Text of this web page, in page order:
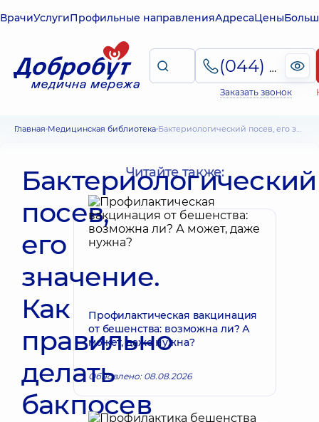
ВрачиУслугиПрофильные направленияАдресаЦены
(044) 495-2-888
Заказать звонок
Главная Медицинская библиотека Бактериологический посев, его значение. Как правильно делать бакпосев
Бактериологический
посев,
его
значение.
Как
правильно
делать
бакпосев
Читайте также:
Профилактическая вакцинация
от бешенства: возможна ли? А
может, даже нужна?
Обновлено: 08.08.2026